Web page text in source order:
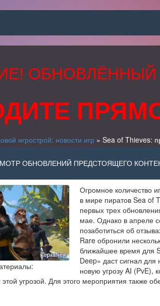
ОБНОВЛЁННЫЙ
игрострой: новости игр » Sea of Thieves:
ОБНОВЛЕНИЙ ПРЕДСТОЯЩЕГО
Огромное количество
в мире пиратов Sea of
первых трех
мае. Однако в апреле
позаботиться об
Rare обронили
ближайшее время для
Deep» даст сигнал
новую угрозу AI (PvE),
угрозой. Для этого мероприятия также